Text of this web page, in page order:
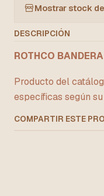
Mostrar stock
DESCRIPCIÓN
ROTHCO
Producto del
específicas según
COMPARTIR ESTE